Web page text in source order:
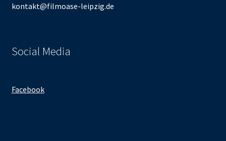
kontakt@filmoase-leipzig.de
Social Media
Facebook